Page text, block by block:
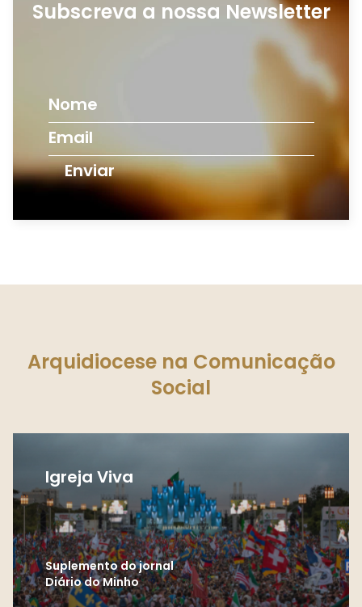
Subscreva a nossa Newsletter
Enviar
Arquidiocese na Comunicação
Social
Igreja Viva
Suplemento do jornal
Diário do Minho